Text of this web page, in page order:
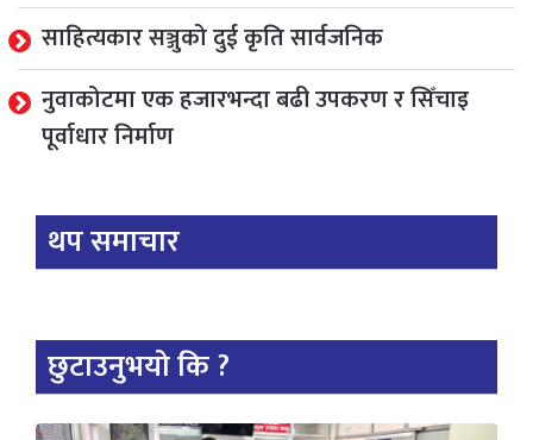
साहित्यकार सञ्जुको दुई कृति सार्वजनिक
नुवाकोटमा एक हजारभन्दा बढी उपकरण र सिँचाइ
पूर्वाधार निर्माण
थप समाचार
छुटाउनुभयो कि ?